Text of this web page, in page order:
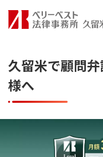
久留米で顧問
様へ